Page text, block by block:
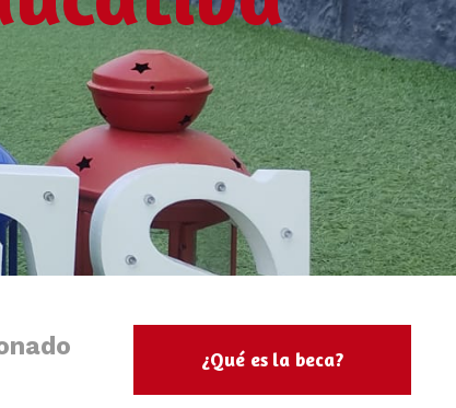
¿Qué es la beca?